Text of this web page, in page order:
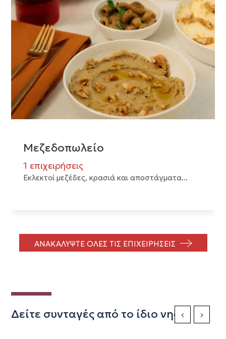
Μεζεδοπωλείο
1 επιχειρήσεις
Εκλεκτοί μεζέδες, κρασιά και αποστάγματα...
ΑΝΑΚΑΛΥΨΤΕ ΟΛΕΣ ΤΙΣ ΕΠΙΧΕΙΡΗΣΕΙΣ
Δείτε συνταγές από το ίδιο νησίPrevious Slide
Next